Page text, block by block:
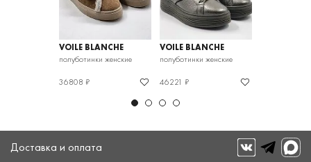
VOILE BLANCHE
полуботинки женские
36808 ₽
VOILE BLANCHE
полуботинки женские
46221 ₽
Доставка и оплата